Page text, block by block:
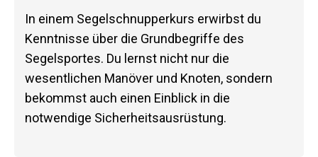
In einem Segelschnupperkurs erwirbst du
Kenntnisse über die Grundbegriffe des
Segelsportes. Du lernst nicht nur die
wesentlichen Manöver und Knoten, sondern
bekommst auch einen Einblick in die
notwendige Sicherheitsausrüstung.